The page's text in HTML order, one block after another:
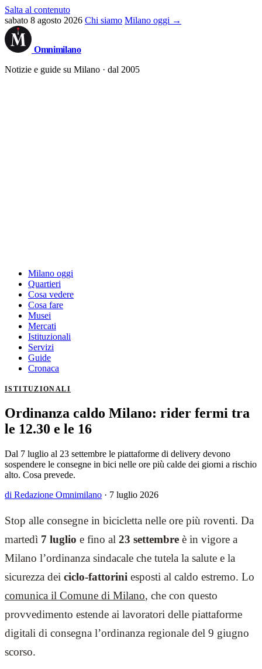
Salta al contenuto
sabato 8 agosto 2026 Chi siamo Milano oggi →
Omnimilano
Notizie e guide su Milano · dal 2005
Milano oggi
Quartieri
Cosa vedere
Cosa fare
Musei
Mercati
Istituzionali
Servizi
Guide
Cronaca
ISTITUZIONALI
Ordinanza caldo Milano: rider fermi tra
le 12.30 e le 16
Dal 7 luglio al 23 settembre le piattaforme di delivery devono
sospendere le consegne in bici nelle ore più calde dei giorni a rischio
alto. Cosa prevede.
di Redazione Omnimilano · 7 luglio 2026
Stop alle consegne in bicicletta nelle ore più roventi. Da
martedì 7 luglio e fino al 23 settembre è in vigore a
Milano l’ordinanza sindacale che tutela la salute e la
sicurezza dei ciclo-fattorini esposti al caldo estremo. Lo
comunica il Comune di Milano, che con questo
provvedimento estende ai lavoratori delle piattaforme
digitali di consegna l’ordinanza regionale del 9 giugno
scorso.